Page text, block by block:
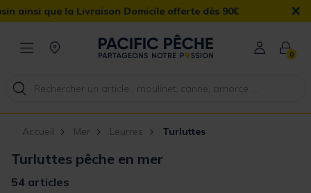
Domicile offerte dès 90€ ×
0
Accueil Mer Leurres Turluttes
Turluttes pêche en mer
54 articles